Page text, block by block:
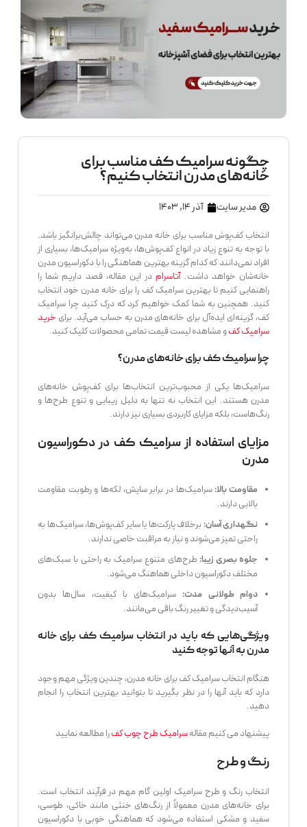
چگونه سرامیک کف مناسب برای
خانه‌های مدرن انتخاب کنیم؟
مدیر سایت آذر 14, 1403
انتخاب کف‌پوش مناسب برای خانه مدرن می‌تواند چالش‌برانگیز باشد.
با توجه به تنوع زیاد در انواع کف‌پوش‌ها، به‌ویژه سرامیک‌ها، بسیاری از
افراد نمی‌دانند که کدام گزینه بهترین هماهنگی را با دکوراسیون مدرن
خانه‌شان خواهد داشت.آتاسرام در این مقاله، قصد داریم شما را
راهنمایی کنیم تا بهترین سرامیک کف را برای خانه مدرن خود انتخاب
کنید. همچنین به شما کمک خواهیم کرد که درک کنید چرا سرامیک
کف، گزینه‌ای ایده‌آل برای خانه‌های مدرن به حساب می‌آید. برای خرید
سرامیک کفو مشاهده لیست قیمت تمامی محصولات کلیک کنید.
چرا سرامیک کف برای خانه‌های مدرن؟
سرامیک‌ها یکی از محبوب‌ترین انتخاب‌ها برای کف‌پوش خانه‌های
مدرن هستند. این انتخاب نه تنها به دلیل زیبایی و تنوع طرح‌ها و
رنگ‌هاست، بلکه مزایای کاربردی بسیاری نیز دارند.
مزایای استفاده از سرامیک کف در دکوراسیون
مدرن
مقاومت بالا: سرامیک‌ها در برابر سایش، لکه‌ها و رطوبت مقاومت
بالایی دارند.
نگهداری آسان: برخلاف پارکت‌ها یا سایر کف‌پوش‌ها، سرامیک‌ها به
راحتی تمیز می‌شوند و نیاز به مراقبت خاصی ندارند.
جلوه بصری زیبا: طرح‌های متنوع سرامیک به راحتی با سبک‌های
مختلف دکوراسیون داخلی هماهنگ می‌شود.
دوام طولانی مدت: سرامیک‌های با کیفیت، سال‌ها بدون
آسیب‌دیدگی و تغییر رنگ باقی می‌مانند.
ویژگی‌هایی که باید در انتخاب سرامیک کف برای خانه
مدرن به آنها توجه کنید
هنگام انتخاب سرامیک کف برای خانه مدرن، چندین ویژگی مهم وجود
دارد که باید آنها را در نظر بگیرید تا بتوانید بهترین انتخاب را انجام
دهید.
پیشنهاد می کنیم مقالهسرامیک طرح چوب کفرا مطالعه نمایید
رنگ و طرح
انتخاب رنگ و طرح سرامیک اولین گام مهم در فرآیند انتخاب است.
برای خانه‌های مدرن معمولاً از رنگ‌های خنثی مانند خاکی، طوسی،
سفید و مشکی استفاده می‌شود که هماهنگی خوبی با دکوراسیون